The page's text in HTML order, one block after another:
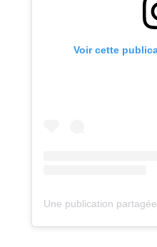
Voir cette